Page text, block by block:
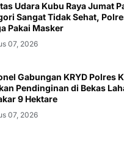
Udara Kubu Raya Jumat
Sangat Tidak Sehat,
Pakai Masker
07, 2026
Gabungan KRYD Polres
Pendinginan di Bekas
9 Hektare
07, 2026